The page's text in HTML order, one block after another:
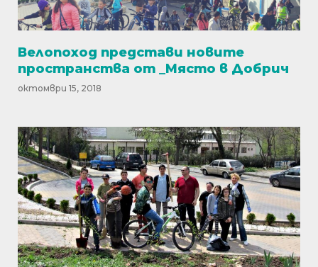
Велопоход представи новите
пространства от _Място в Добрич
октомври 15, 2018